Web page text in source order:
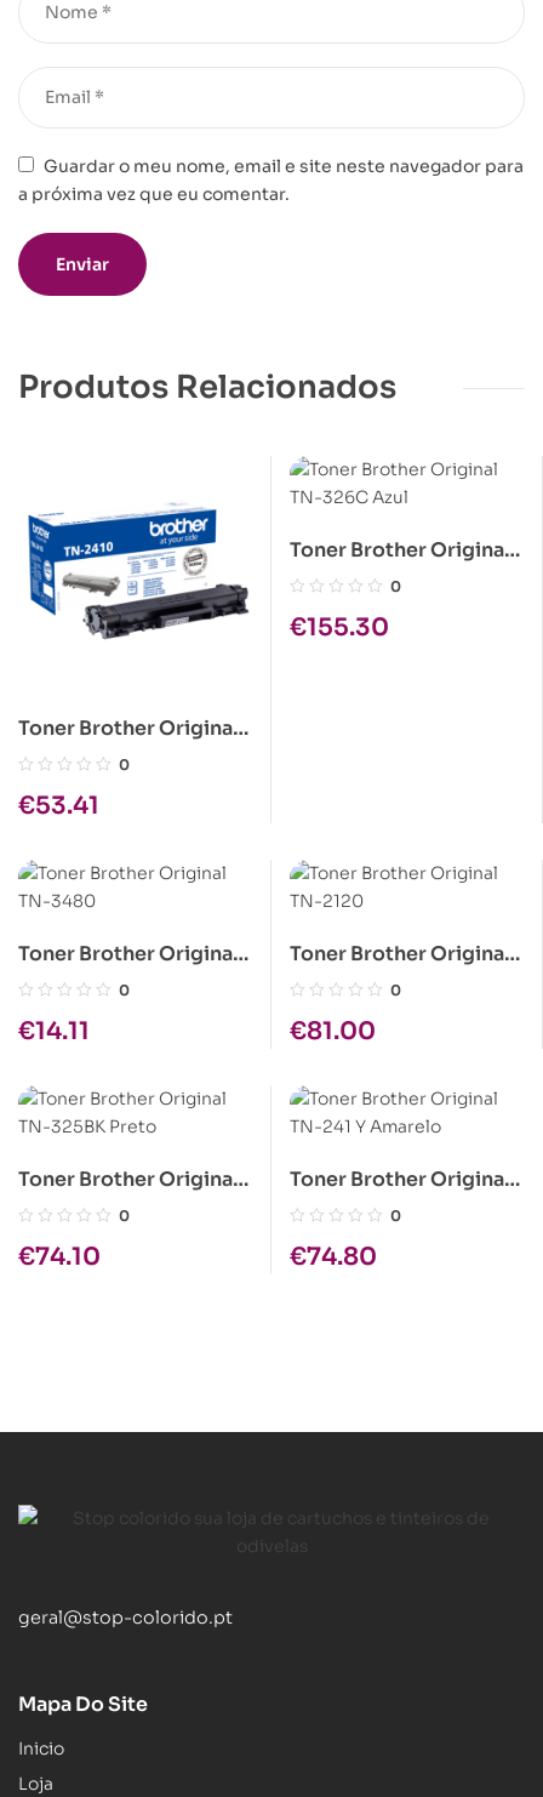
Guardar o meu nome, email e site neste navegador para
a próxima vez que eu comentar.
Produtos Relacionados
Toner Brother Original
TN-2410
0
€53.41
Toner Brother Original
TN-326C Azul
0
€155.30
Toner Brother Original
TN-3480 0
€14.11
Toner Brother Original
TN-2120
0
€81.00
Toner Brother Original
TN-325BK Preto
0
€74.10
Toner Brother Original
TN-241 Y Amarelo
0
€74.80
geral@stop-colorido.pt
Mapa Do Site
Inicio
Loja